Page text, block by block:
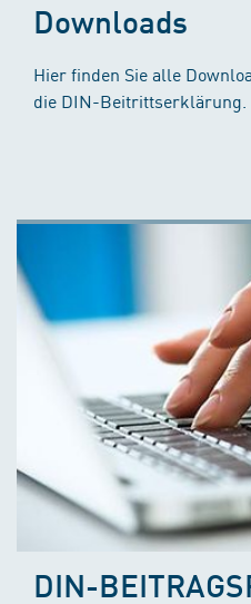
Downloads
Hier finden Sie alle
die DIN-Beitrittserklärung.
DIN-